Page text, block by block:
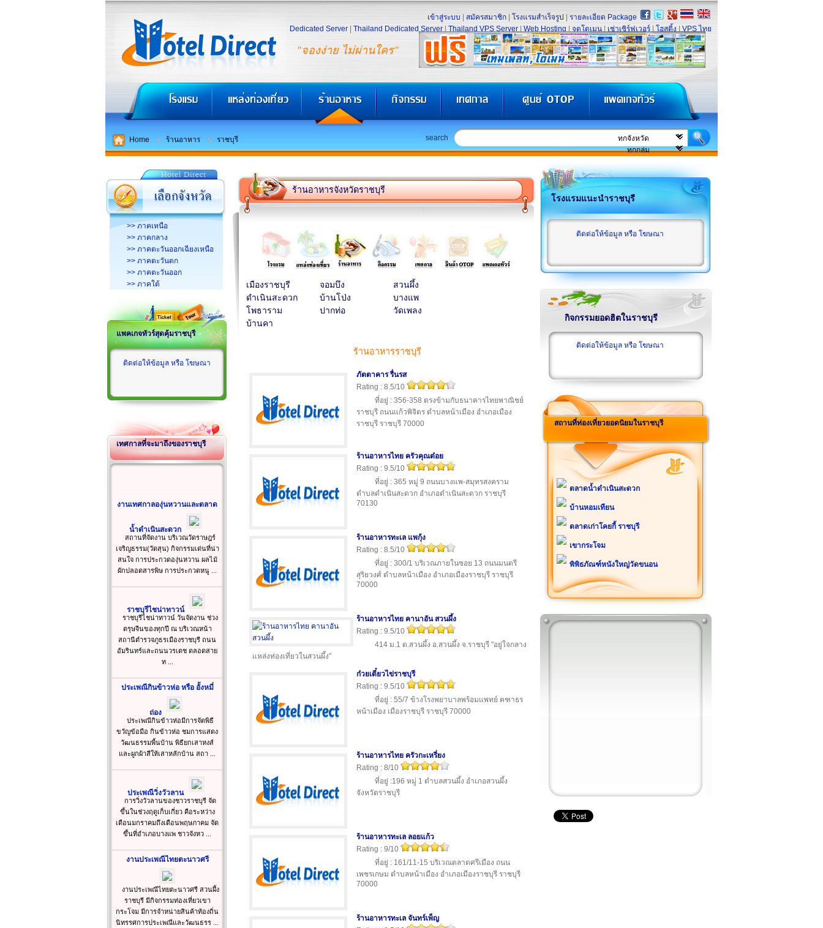
"จองง่าย ไม่ผ่านใคร"
เข้าสู่ระบบ สมัครสมาชิก โรงแรมสำเร็จรูป
รายละเอียด Package
Dedicated Server
Thailand Dedicated Server Thailand VPS Server Web Hosting จดโดเมน เช่าเซิร์ฟเวอร์ โฮสติ้ง VPS ไทย
Home ร้านอาหาร ราชบุรี search
>> ภาคเหนือ
>> ภาคกลาง
>> ภาคตะวันออกเฉียงเหนือ
>> ภาคตะวันตก
>> ภาคตะวันออก
>> ภาคใต้
แพคเกจทัวร์สุดคุ้มราชบุรี
ติดต่อให้ข้อมูล หรือ โฆษณา
เทศกาลที่จะมาถึงของราชบุรี
งานเทศกาลองุ่นหวานและตลาด
น้ำดำเนินสะดวก
สถานที่จัดงาน บริเวณวัดราษฎร์
เจริญธรรม(วัดสุน) กิจกรรมเด่นที่น่า
สนใจ การประกวดองุ่นหวาน ผลไม้
ผักปลอดสารพิษ การประกวดหนู ...
ราชบุรีไชน่าทาวน์
ราชบุรีไชน่าทาวน์ วันจัดงาน ช่วง
ตรุษจีนของทุกปี ณ บริเวณหน้า
สถานีตำรวจภูธรเมืองราชบุรี ถนน
อัมรินทร์และถนนวรเดช ตลอดสาย
ท ...
ประเพณีกินข้าวห่อ หรือ อั้งหมี่
ถ่อง
ประเพณีกินข้าวห่อมีการจัดพิธี
ขวัญข้อมือ กินข้าวห่อ ชมการแสดง
วัฒนธรรมพื้นบ้าน พิธียกเสาหงส์
และผูกผ้าสีให้เสาหลักบ้าน สถา ...
ประเพณีวิ่งวัวลาน
การวิ่งวัวลานของชาวราชบุรี จัด
ขึ้นในช่วงฤดูเก็บเกี่ยว คือระหว่าง
เดือนมกราคมถึงเดือนพฤษภาคม จัด
ขึ้นที่อำเภอบางแพ ชาวจังหว ...
งานประเพณีไทยตะนาวศรี
งานประเพณีไทยตะนาวศรี สวนผึ้ง
ราชบุรี มีกิจกรรมท่องเที่ยวเขา
กระโจม มีการจำหน่ายสินค้าท้องถิ่น
นิทรรศการประเพณีและวัฒนธรร ...
ร้านอาหารจังหวัดราชบุรี
เมืองราชบุรี จอมบึง
สวนผึ้ง
ดำเนินสะดวก
บ้านโป่ง
บางแพ
โพธาราม
ปากท่อ
วัดเพลง
บ้านคา
ร้านอาหารราชบุรี
ภัตตาคาร รื่นรส
Rating : 8.5/10
ที่อยู่ : 356-358 ตรงข้ามกับธนาคารไทยพาณิชย์
ราชบุรี ถนนแก้วพิจิตร ตำบลหน้าเมือง อำเภอเมือง
ราชบุรี ราชบุรี 70000
ร้านอาหารไทย ครัวคุณต๋อย
Rating : 9.5/10
ที่อยู่ : 365 หมู่ 9 ถนนบางแพ-สมุทรสงคราม
ตำบลดำเนินสะดวก อำเภอดำเนินสะดวก ราชบุรี
70130
ร้านอาหารทะเล แพกุ้ง
Rating : 8.5/10
ที่อยู่ : 300/1 บริเวณภายในซอย 13 ถนนมนตรี
สุริยวงศ์ ตำบลหน้าเมือง อำเภอเมืองราชบุรี ราชบุรี
70000
ร้านอาหารไทย คานาอัน สวนผึ้ง
Rating : 9.5/10
414 ม.1 ต.สวนผึ้ง อ.สวนผึ้ง จ.ราชบุรี "อยู่ใจกลาง
แหล่งท่องเที่ยวในสวนผึ้ง"
ก๋วยเตี๋ยวไข่ราชบุรี
Rating : 9.5/10
ที่อยู่ : 55/7 ข้างโรงพยาบาลพร้อมแพทย์ คฑาธร
หน้าเมือง เมืองราชบุรี ราชบุรี 70000
ร้านอาหารไทย ครัวกะเหรี่ยง
Rating : 8/10
ที่อยู่ :196 หมู่ 1 ตำบลสวนผึ้ง อำเภอสวนผึ้ง
จังหวัดราชบุรี
ร้านอาหารทะเล ลอยแก้ว
Rating : 9/10
ที่อยู่ : 161/11-15 บริเวณตลาดศรีเมือง ถนน
เพชรเกษม ตำบลหน้าเมือง อำเภอเมืองราชบุรี ราชบุรี
70000
ร้านอาหารทะเล จันทร์เพ็ญ
โรงแรมแนะนำราชบุรี
ติดต่อให้ข้อมูล หรือ โฆษณา
กิจกรรมยอดฮิตในราชบุรี
ติดต่อให้ข้อมูล หรือ โฆษณา
สถานที่ท่องเที่ยวยอดนิยมในราชบุรี
ตลาดน้ำดำเนินสะดวก
บ้านหอมเทียน
ตลาดเก่าโคยกี้ ราชบุรี
เขากระโจม
พิพิธภัณฑ์หนังใหญ่วัดขนอน